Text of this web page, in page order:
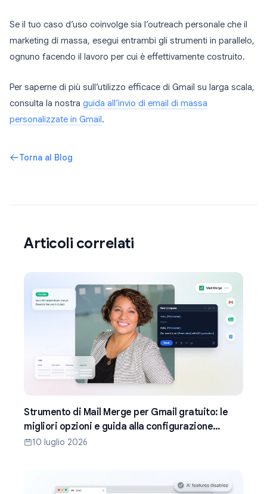
Se il tuo caso d’uso coinvolge sia l’outreach personale che il
marketing di massa, esegui entrambi gli strumenti in parallelo,
ognuno facendo il lavoro per cui è effettivamente costruito.
Per saperne di più sull’utilizzo efficace di Gmail su larga scala,
consulta la nostra guida all’invio di email di massa
personalizzate in Gmail .
Torna al Blog
Articoli correlati
Strumento di Mail Merge per Gmail gratuito: le
migliori opzioni e guida alla configurazione
(2026)
10 luglio 2026